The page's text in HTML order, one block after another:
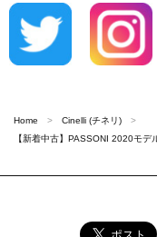
Home
Cinelli (チネリ)
【新着中古】PASSONI 2020モデ